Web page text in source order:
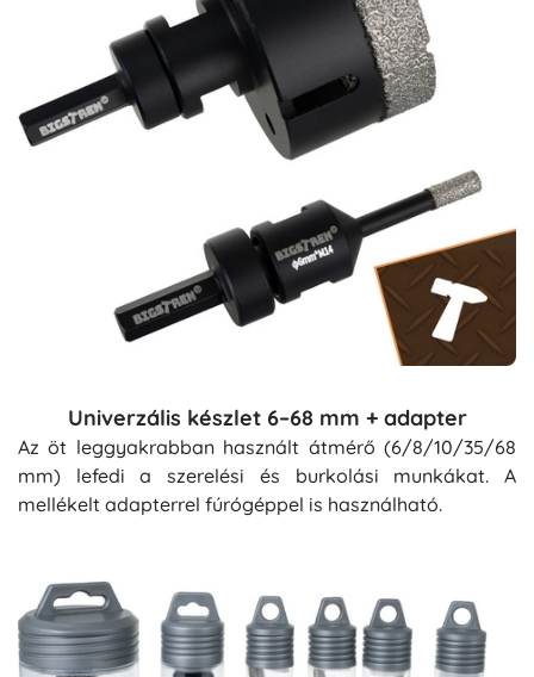
Univerzális készlet 6–68 mm + adapter
Az öt leggyakrabban használt átmérő (6/8/10/35/68
mm) lefedi a szerelési és burkolási munkákat. A
mellékelt adapterrel fúrógéppel is használható.